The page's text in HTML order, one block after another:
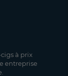
à prix
entreprise